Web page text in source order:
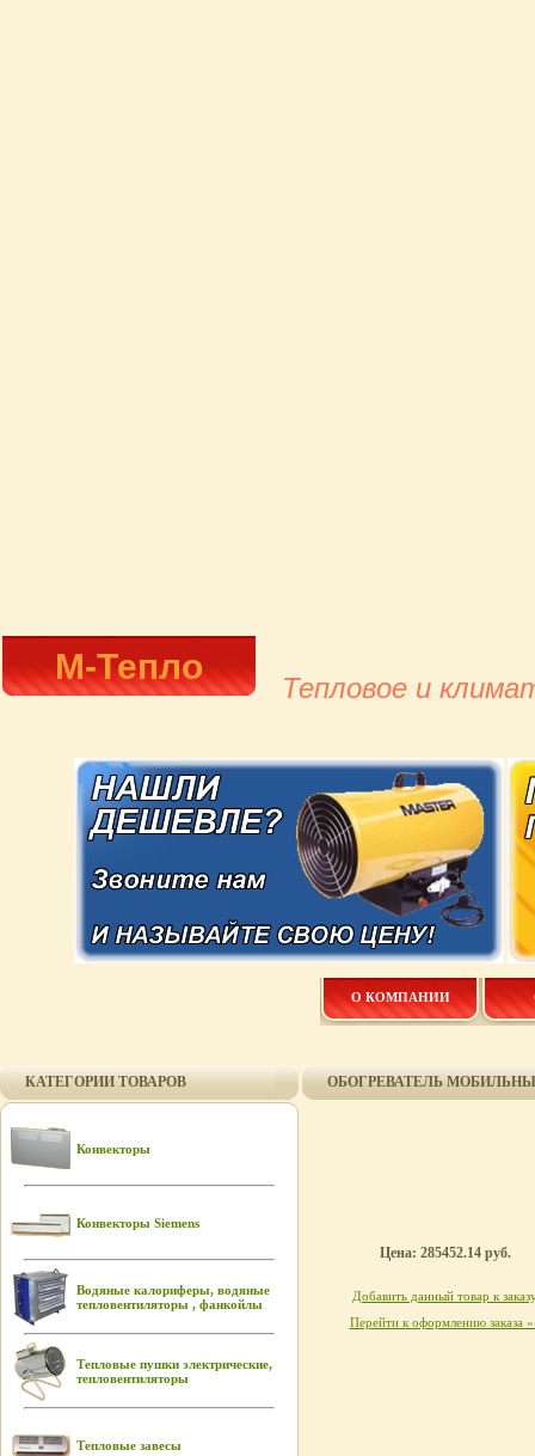
М-Тепло
Тепловое и
О КОМПАНИИ
КАТЕГОРИИ ТОВАРОВ
Конвекторы
Конвекторы Siemens
Водяные калориферы, водяные
тепловентиляторы , фанкойлы
Тепловые пушки электрические,
тепловентиляторы
Тепловые завесы
ОБОГРЕВАТЕЛЬ
Цена: 285452.14 руб.
Добавить данный товар к
Перейти к оформлению заказа